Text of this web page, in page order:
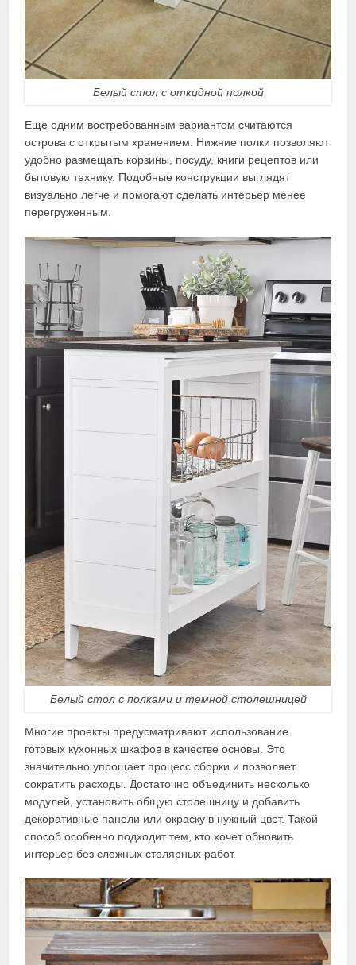
Белый стол с откидной полкой
Еще одним востребованным вариантом считаются
острова с открытым хранением. Нижние полки позволяют
удобно размещать корзины, посуду, книги рецептов или
бытовую технику. Подобные конструкции выглядят
визуально легче и помогают сделать интерьер менее
перегруженным.
Белый стол с полками и темной столешницей
Многие проекты предусматривают использование
готовых кухонных шкафов в качестве основы. Это
значительно упрощает процесс сборки и позволяет
сократить расходы. Достаточно объединить несколько
модулей, установить общую столешницу и добавить
декоративные панели или окраску в нужный цвет. Такой
способ особенно подходит тем, кто хочет обновить
интерьер без сложных столярных работ.